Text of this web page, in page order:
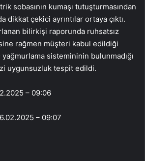
sobasının kumaşı tutuşturmasından
dikkat çekici ayrıntılar ortaya çıktı.
bilirkişi raporunda ruhsatsız
rağmen müşteri kabul edildiği
sistemininin bulunmadığı
uygunsuzluk tespit edildi.
– 09:06
– 09:07